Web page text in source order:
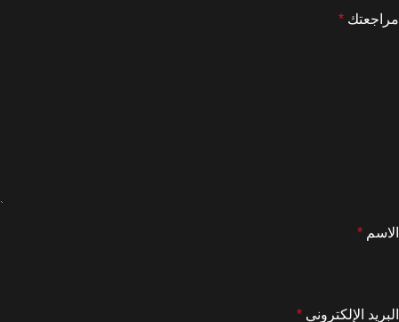
مراجعتك *
الاسم *
البريد الإلكتروني *